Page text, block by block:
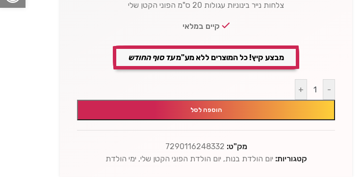
צלחות נייר בינוניות עגולות 20 ס"מ הפוני הקטן שלי
קיים במלאי
מבצע קיץ! כל המוצרים ללא מע"מעד סוף החודש
-
+
הוספה לסל
מק"ט: 7290116248332
קטגוריות: יום הולדת בנות, יום הולדת הפוני הקטן שלי, ימי הולדת